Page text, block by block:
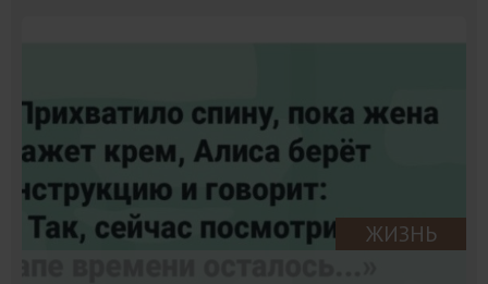
ЖИЗНЬ